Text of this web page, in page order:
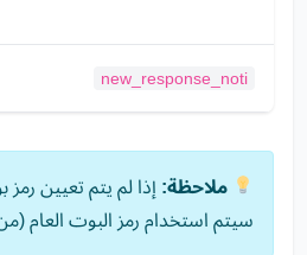
new_response_noti
ملاحظة: إذا لم يتم تعيين
سيتم استخدام رمز البوت العام